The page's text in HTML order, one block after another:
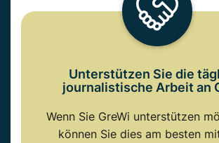
Unterstützen Sie die
journalistische Arbeit an
Wenn Sie GreWi unterstützen
können Sie dies am besten